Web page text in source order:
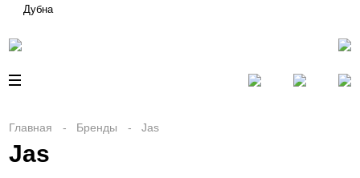
Дубна
Главная Бренды Jas
Jas